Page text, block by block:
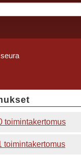
toimintakertomus
toimintakertomus